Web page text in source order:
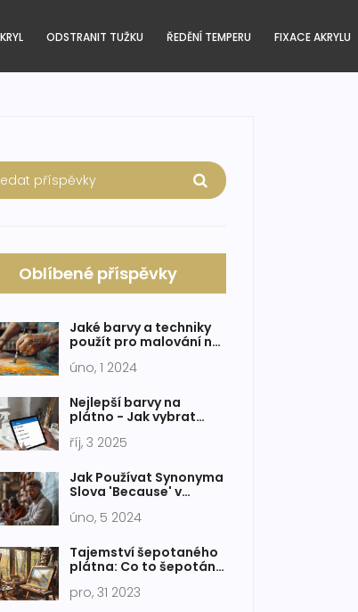
ODSTRANIT TUŽKU ŘEDĚNÍ TEMPERU FIXACE AKRYLU
Oblíbené příspěvky
Jaké barvy a techniky
použít pro malování na
úno, 1 2024
Nejlepší barvy na
plátno - Jak vybrat
akryl i olej
říj, 3 2025
Jak Používat Synonyma
Slova 'Because' v
Rozšířením Slovní
úno, 5 2024
Tajemství šepotaného
plátna: Co to šepotání
naše umění
pro, 31 2023